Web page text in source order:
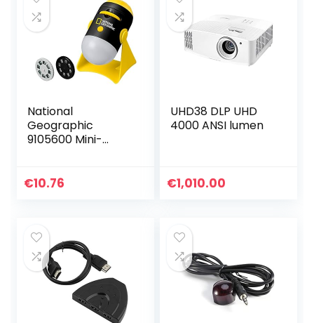
National
Geographic
9105600 Mini-
24 afbeeldingen
€10.76
UHD38 DLP UHD
4000 ANSI lumen
€1,010.00